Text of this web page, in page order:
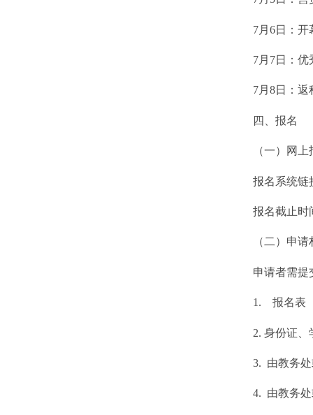
7月 6日：
7月 7日：
7月 8日：返
四、报名
（一）网上
报名系统链
报名截止时
（二）申
申请者需提
1. 报名表
2. 身份证、
3. 由教务
4. 由教务